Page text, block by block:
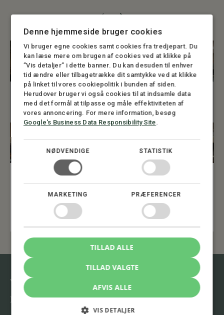
Fremtiden for dansk landbrug.
Udfordringer og muligheder i en ny tid
20. JANUAR 2026
Vil du vide mere om emnet, kontakt
mig.
Denne hjemmeside bruger cookies
Vi bruger egne cookies samt cookies fra tredjepart. Du
kan læse mere om brugen af cookies ved at klikke på
”Vis detaljer” i dette banner. Du kan desuden til enhver
tid ændre eller tilbagetrække dit samtykke ved at klikke
på linket til vores cookiepolitik i bunden af siden.
Herudover bruger vi også cookies til at indsamle data
med det formål at tilpasse og måle effektiviteten af
vores annoncering. For mere information, besøg
Google's Business Data Responsibility Site.
NØDVENDIGE STATISTIK
MARKETING PRÆFERENCER
TILLAD VALGTE
TILLAD ALLE
AFVIS ALLE
VIS DETALJER